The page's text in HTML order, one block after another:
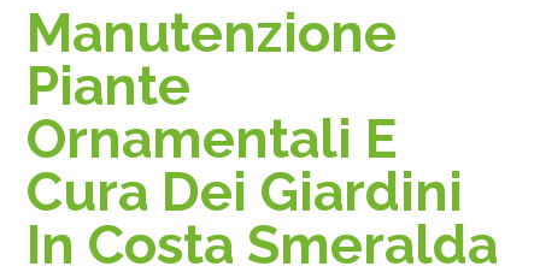
Manutenzione
Piante
Ornamentali E
Cura Dei Giardini
In Costa Smeralda